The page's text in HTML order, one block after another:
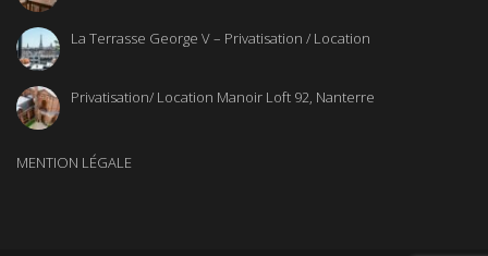
La Terrasse George V – Privatisation / Location
Privatisation/ Location Manoir Loft 92, Nanterre
MENTION LÉGALE